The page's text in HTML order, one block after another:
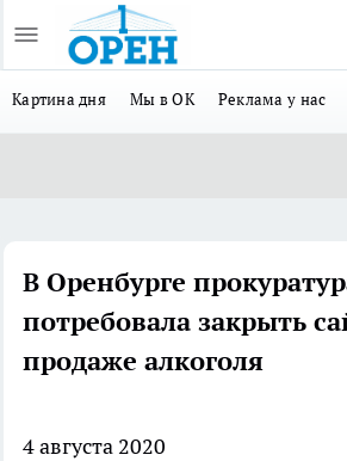
Картина дня Мы в ОК Реклама у нас
В Оренбурге
потребовала закрыть
продаже алкоголя
4 августа 2020